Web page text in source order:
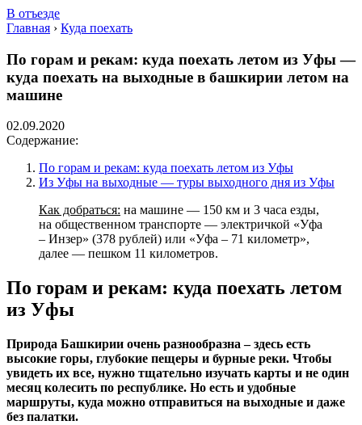
В отъезде
Главная › Куда поехать
По горам и рекам: куда поехать летом из Уфы —
куда поехать на выходные в башкирии летом на
машине
02.09.2020
Содержание:
По горам и рекам: куда поехать летом из Уфы
Из Уфы на выходные — туры выходного дня из Уфы
Как добраться: на машине — 150 км и 3 часа езды,
на общественном транспорте — электричкой «Уфа
– Инзер» (378 рублей) или «Уфа – 71 километр»,
далее — пешком 11 километров.
По горам и рекам: куда поехать летом
из Уфы
Природа Башкирии очень разнообразна – здесь есть
высокие горы, глубокие пещеры и бурные реки. Чтобы
увидеть их все, нужно тщательно изучать карты и не один
месяц колесить по республике. Но есть и удобные
маршруты, куда можно отправиться на выходные и даже
без палатки.